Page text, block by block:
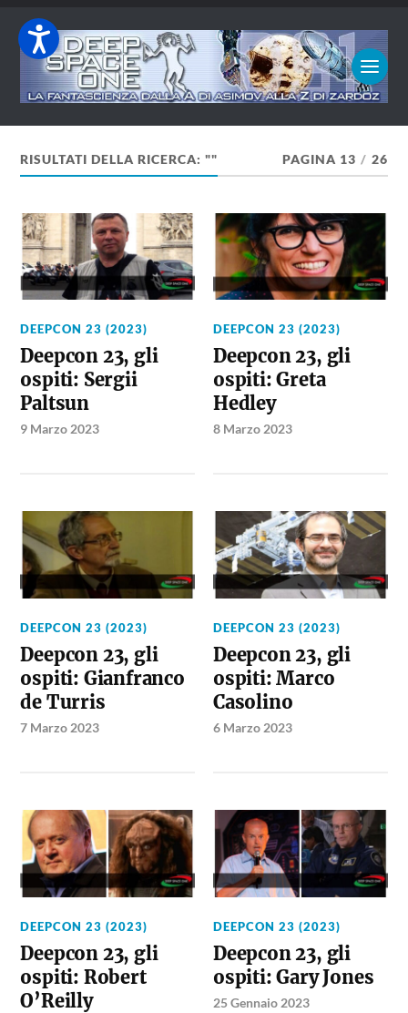
RISULTATI DELLA RICERCA: "" PAGINA 13 / 26
DEEPCON 23 (2023)
Deepcon 23, gli
ospiti: Sergii
Paltsun
9 Marzo 2023
DEEPCON 23 (2023)
Deepcon 23, gli
ospiti: Greta
Hedley
8 Marzo 2023
DEEPCON 23 (2023)
Deepcon 23, gli
ospiti: Gianfranco
de Turris
7 Marzo 2023
DEEPCON 23 (2023)
Deepcon 23, gli
ospiti: Marco
Casolino
6 Marzo 2023
DEEPCON 23 (2023)
Deepcon 23, gli
ospiti: Robert
O’Reilly
DEEPCON 23 (2023)
Deepcon 23, gli
ospiti: Gary Jones
25 Gennaio 2023